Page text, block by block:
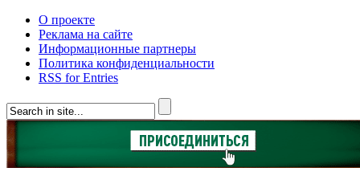
О проекте
Реклама на сайте
Информационные партнеры
Политика конфиденциальности
RSS for Entries